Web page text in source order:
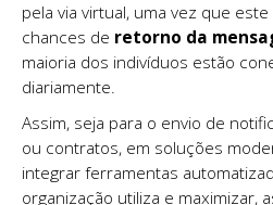
pela via virtual, uma vez que
chances de retorno da
maioria dos indivíduos estão
diariamente.
Assim, seja para o envio de
ou contratos, em soluções
integrar ferramentas
organização utiliza e maximizar,